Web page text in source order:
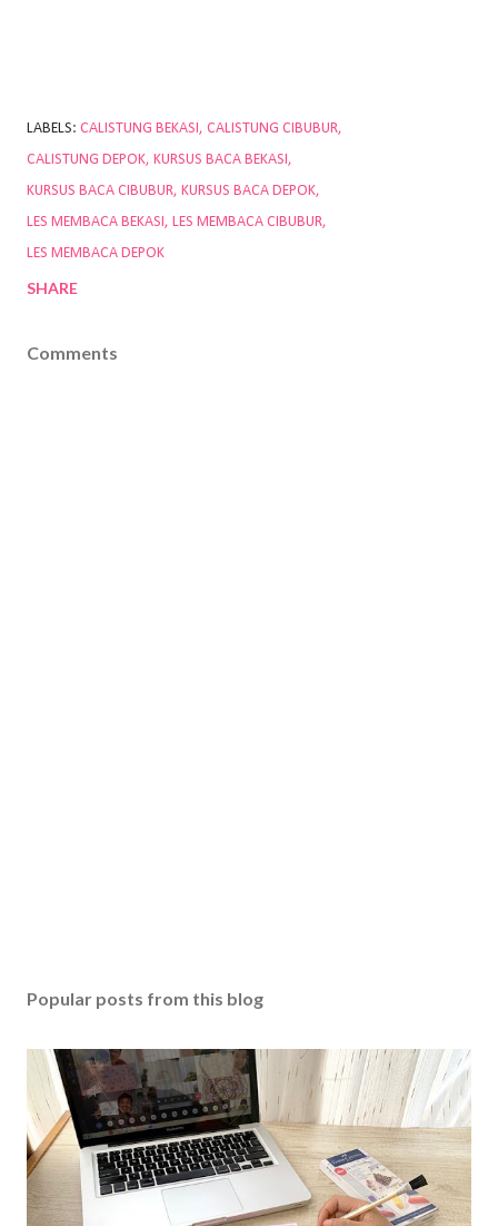
LABELS: CALISTUNG BEKASI
CALISTUNG CIBUBUR
CALISTUNG DEPOK KURSUS BACA BEKASI
KURSUS BACA CIBUBUR KURSUS BACA DEPOK
LES MEMBACA BEKASI
LES MEMBACA CIBUBUR
LES MEMBACA DEPOK
SHARE
Comments
Popular posts from this blog